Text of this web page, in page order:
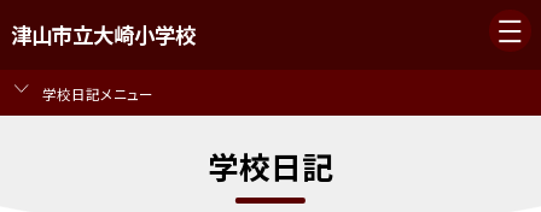
津山市立大崎小学校
学校日記メニュー
学校日記